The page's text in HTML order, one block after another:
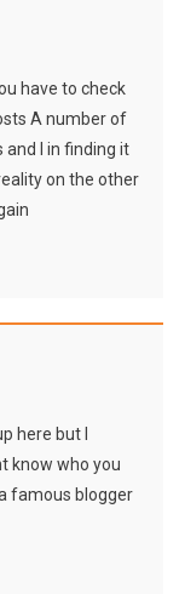
have to check
A number of
I in finding it
on the other
here but I
know who you
famous blogger